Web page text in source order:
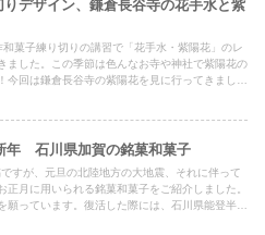
りデザイン、鎌倉長谷寺の花手水と紫
菓子練り切りの講習で「花手水・紫陽花」のレ
ました。この季節は色んなお寺や神社で紫陽花の
今回は鎌倉長谷寺の紫陽花を見に行ってきました
年 石川県加賀の銘菓和菓子
すが、元旦の北陸地方の大地震、それに伴って
正月に用いられる銘菓和菓子をご紹介しました。
願っています。復活した際には、石川県能登半